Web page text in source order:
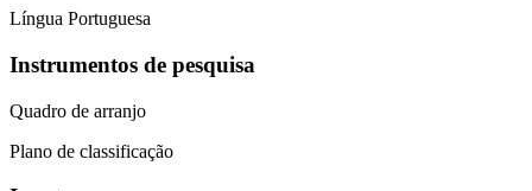
Língua Portuguesa
Instrumentos de pesquisa
Quadro de arranjo
Plano de classificação